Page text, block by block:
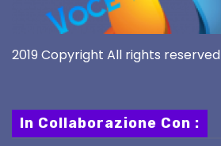
2019 Copyright All rights reserved
In Collaborazione Con :